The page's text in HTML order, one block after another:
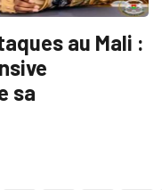
au Mali :
sa